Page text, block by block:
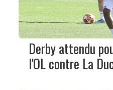
Derby attendu
l'OL contre La